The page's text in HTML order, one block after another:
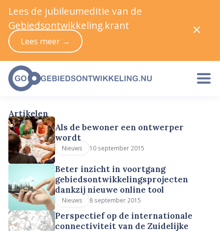
Artikelen
Als de bewoner een ontwerper
wordt
Nieuws 10 september 2015
Beter inzicht in voortgang
gebiedsontwikkelingsprojecten
dankzij nieuwe online tool
Nieuws 8 september 2015
Perspectief op de internationale
connectiviteit van de Zuidelijke
Lees de jubileumeditie van de
Gebiedsontwikkeling.krant
Lees meer →